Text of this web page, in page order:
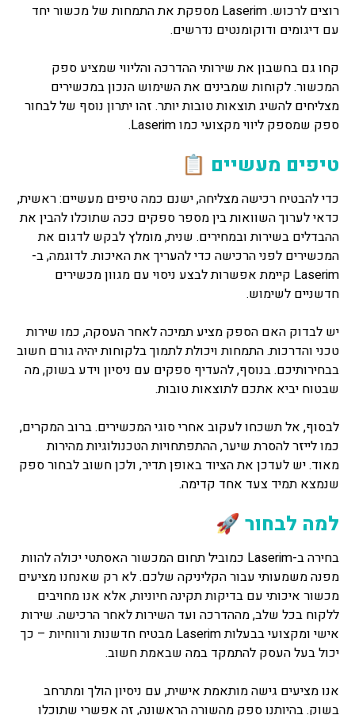
רוצים לרכוש. Laserim מספקת את התמחות של מכשור יחד
עם דיגומים ודוקומנטים נדרשים.
קחו גם בחשבון את שירותי ההדרכה והליווי שמציע ספק
המכשור. לקוחות שמבינים את השימוש הנכון במכשירים
מצליחים להשיג תוצאות טובות יותר. זהו יתרון נוסף של לבחור
ספק שמספק ליווי מקצועי כמו Laserim.
טיפים מעשיים 📋
כדי להבטיח רכישה מצליחה, ישנם כמה טיפים מעשיים: ראשית,
כדאי לערוך השוואות בין מספר ספקים ככה שתוכלו להבין את
ההבדלים בשירות ובמחירים. שנית, מומלץ לבקש לדגום את
המכשירים לפני הרכישה כדי להעריך את האיכות. לדוגמה, ב-
Laserim קיימת אפשרות לבצע ניסוי עם מגוון מכשירים
חדשניים לשימוש.
יש לבדוק האם הספק מציע תמיכה לאחר העסקה, כמו שירות
טכני והדרכות. התמחות ויכולת לתמוך בלקוחות יהיה גורם חשוב
בבחירותיכם. בנוסף, להעדיף ספקים עם ניסיון וידע בשוק, מה
שבטוח יביא אתכם לתוצאות טובות.
לבסוף, אל תשכחו לעקוב אחרי סוגי המכשירים. ברוב המקרים,
כמו לייזר להסרת שיער, ההתפתחויות הטכנולוגיות מהירות
מאוד. יש לעדכן את הציוד באופן תדיר, ולכן חשוב לבחור ספק
שנמצא תמיד צעד אחד קדימה.
למה לבחור 🚀
בחירה ב-Laserim כמוביל תחום המכשור האסתטי יכולה להוות
מפנה משמעותי עבור הקליניקה שלכם. לא רק שאנחנו מציעים
מכשור איכותי עם בדיקות תקינה חיוניות, אלא אנו מחויבים
ללקוח בכל שלב, מההדרכה ועד השירות לאחר הרכישה. שירות
אישי ומקצועי בבעלות Laserim מבטיח חדשנות ורווחיות – כך
יכול בעל העסק להתמקד במה שבאמת חשוב.
אנו מציעים גישה מותאמת אישית, עם ניסיון הולך ומתרחב
בשוק. בהיותנו ספק מהשורה הראשונה, זה אפשרי שתוכלו